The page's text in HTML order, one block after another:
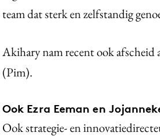
team dat sterk en zelfstandig
Akihary nam recent ook afscheid
(Pim).
Ook Ezra Eeman en
Ook strategie- en